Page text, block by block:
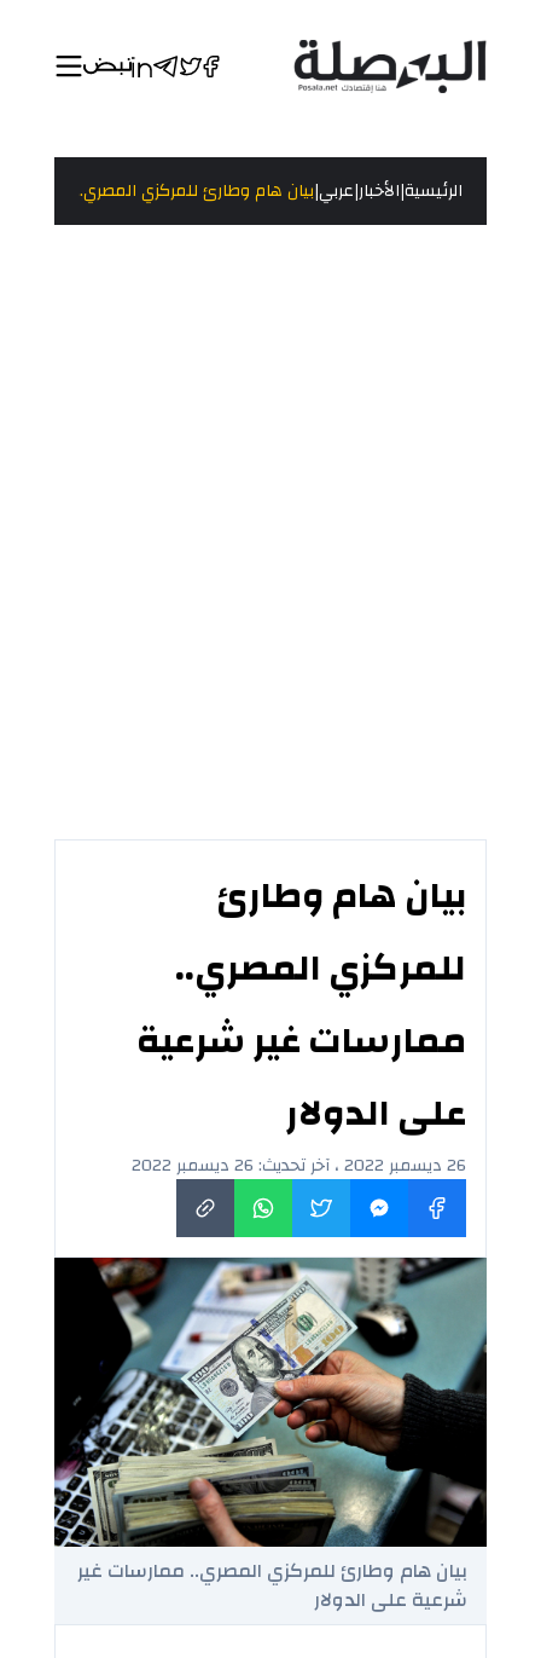
الرئيسية|الأخبار|عربي|بيان هام وطارئ للمركزي المصري.. ممارسات
بيان هام وطارئ
للمركزي المصري..
ممارسات غير شرعية
على الدولار
26 ديسمبر 2022 ، آخر تحديث: 26 ديسمبر 2022
بيان هام وطارئ للمركزي المصري.. ممارسات غير
شرعية على الدولار